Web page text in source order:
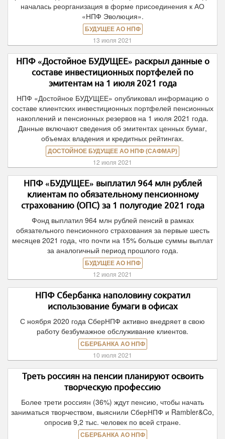
началась реорганизация в форме присоединения к АО
«НПФ Эволюция».
БУДУЩЕЕ АО НПФ
13 июля 2021
НПФ «Достойное БУДУЩЕЕ» раскрыл данные о
составе инвестиционных портфелей по
эмитентам на 1 июля 2021 года
НПФ «Достойное БУДУЩЕЕ» опубликовал информацию о
составе клиентских инвестиционных портфелей пенсионных
накоплений и пенсионных резервов на 1 июля 2021 года.
Данные включают сведения об эмитентах ценных бумаг,
объемах владения и кредитных рейтингах.
ДОСТОЙНОЕ БУДУЩЕЕ АО НПФ (САФМАР)
12 июля 2021
НПФ «БУДУЩЕЕ» выплатил 964 млн рублей
клиентам по обязательному пенсионному
страхованию (ОПС) за 1 полугодие 2021 года
Фонд выплатил 964 млн рублей пенсий в рамках
обязательного пенсионного страхования за первые шесть
месяцев 2021 года, что почти на 15% больше суммы выплат
за аналогичный период прошлого года.
БУДУЩЕЕ АО НПФ
12 июля 2021
НПФ Сбербанка наполовину сократил
использование бумаги в офисах
С ноября 2020 года СберНПФ активно внедряет в свою
работу безбумажное обслуживание клиентов.
СБЕРБАНКА АО НПФ
10 июля 2021
Треть россиян на пенсии планируют освоить
творческую профессию
Более трети россиян (36%) ждут пенсию, чтобы начать
заниматься творчеством, выяснили СберНПФ и Rambler&Co,
опросив 9,2 тыс. человек по всей стране.
СБЕРБАНКА АО НПФ